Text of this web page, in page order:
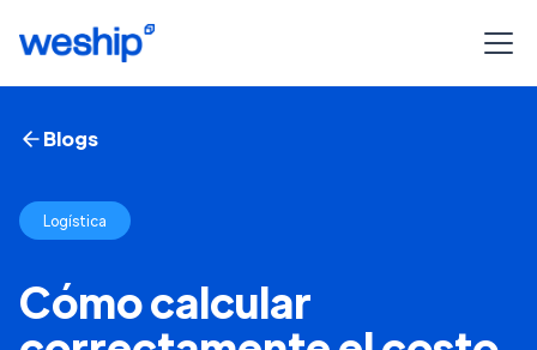
Blogs
Logística
Cómo calcular